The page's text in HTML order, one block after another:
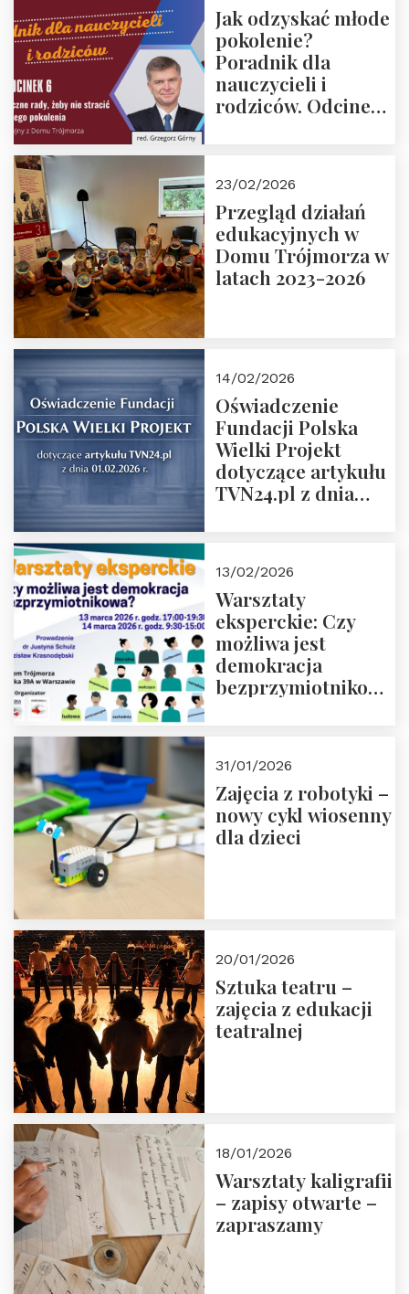
Jak odzyskać młode
pokolenie?
Poradnik dla
nauczycieli i
rodziców. Odcinek
Rozmawiają red.
Grzegorz Górny i
prof. Michał
Łuczewski
23/02/2026
Przegląd działań
edukacyjnych w
Domu Trójmorza w
latach 2023-2026
14/02/2026
Oświadczenie
Fundacji Polska
Wielki Projekt
dotyczące artykułu
TVN24.pl z dnia
13/02/2026
Warsztaty
eksperckie: Czy
możliwa jest
demokracja
bezprzymiotnikowa?
31/01/2026
Zajęcia z robotyki –
nowy cykl wiosenny
dla dzieci
20/01/2026
Sztuka teatru –
zajęcia z edukacji
teatralnej
18/01/2026
Warsztaty kaligrafii
– zapisy otwarte –
zapraszamy